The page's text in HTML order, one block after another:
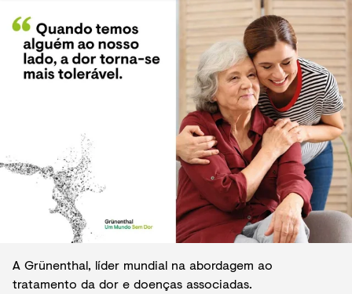
A Grünenthal, líder mundial na abordagem ao
tratamento da dor e doenças associadas.